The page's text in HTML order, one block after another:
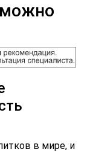
в мире, и